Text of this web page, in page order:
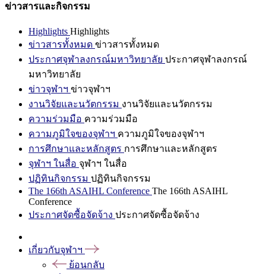
ข่าวสารและกิจกรรม
Highlights Highlights
ข่าวสารทั้งหมด ข่าวสารทั้งหมด
ประกาศจุฬาลงกรณ์มหาวิทยาลัย ประกาศจุฬาลงกรณ์
มหาวิทยาลัย
ข่าวจุฬาฯ ข่าวจุฬาฯ
งานวิจัยและนวัตกรรม งานวิจัยและนวัตกรรม
ความร่วมมือ ความร่วมมือ
ความภูมิใจของจุฬาฯ ความภูมิใจของจุฬาฯ
การศึกษาและหลักสูตร การศึกษาและหลักสูตร
จุฬาฯ ในสื่อ จุฬาฯ ในสื่อ
ปฏิทินกิจกรรม ปฏิทินกิจกรรม
The 166th ASAIHL Conference The 166th ASAIHL
Conference
ประกาศจัดซื้อจัดจ้าง ประกาศจัดซื้อจัดจ้าง
เกี่ยวกับจุฬาฯ
ย้อนกลับ